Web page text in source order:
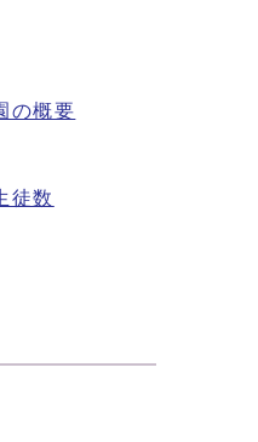
の概要
徒数